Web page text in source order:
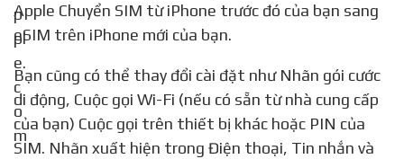
Apple Chuyển SIM từ iPhone trước đó của bạn sang
eSIM trên iPhone mới của bạn.
Bạn cũng có thể thay đổi cài đặt như Nhãn gói cước
di động, Cuộc gọi Wi-Fi (nếu có sẵn từ nhà cung cấp
của bạn) Cuộc gọi trên thiết bị khác hoặc PIN của
SIM. Nhãn xuất hiện trong Điện thoại, Tin nhắn và